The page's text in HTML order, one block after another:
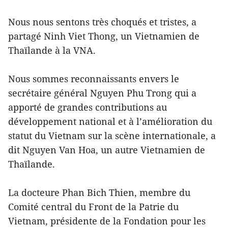
Nous nous sentons très choqués et tristes, a
partagé Ninh Viet Thong, un Vietnamien de
Thaïlande à la VNA.
Nous sommes reconnaissants envers le
secrétaire général Nguyen Phu Trong qui a
apporté de grandes contributions au
développement national et à l’amélioration du
statut du Vietnam sur la scène internationale, a
dit Nguyen Van Hoa, un autre Vietnamien de
Thaïlande.
La docteure Phan Bich Thien, membre du
Comité central du Front de la Patrie du
Vietnam, présidente de la Fondation pour les